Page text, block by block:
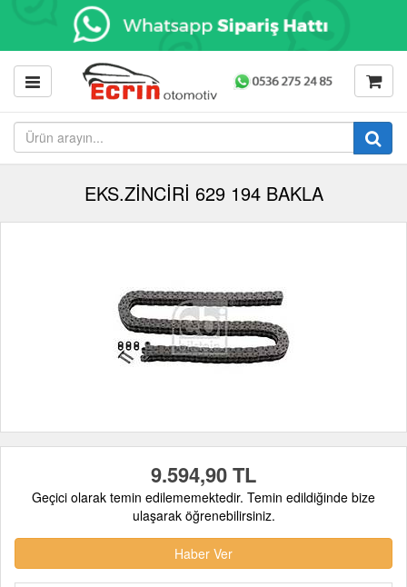
EKS.ZİNCİRİ 629 194 BAKLA
9.594,90 TL
Geçici olarak temin edilememektedir. Temin edildiğinde bize
ulaşarak öğrenebilirsiniz.
Haber Ver